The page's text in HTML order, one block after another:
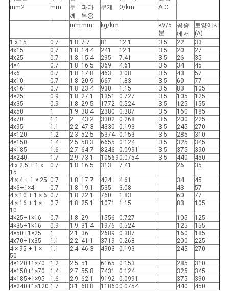
mm2 mm
두
께
과다
복용
무게 Ω/km A.C.
mm mm kg/km
kV/5
분
공중
에서
토양에서
(A)
1 x 15
0.7 1.8 7.7 81 12.1 3.5 22
33
4x15
0.7 1.8 14.4 241 12.1 3.5 20
27
4x25
0.7 1.8 15.4 295 7.41 3.5 26
35
4×4
0.7 1.8 16.5 369 4.61 3.5 34
45
4x6
0.7 1.8 17.8 463 3.08 3.5 43
57
4x10
0.7 1.8 20.9 667 1.83 3.5 60
77
4x16
0.7 1.8 23.4 930 1.15 3.5 83
105
4×25
0.9 1.8 27.1 1351 0.727 3.5 105
125
4x35
0.9 1.8 29.5 1772 0.524 3.5 125
155
4x50
1 1.9 38.4 2380 0.387 3.5 160
185
4x70
1.1 2 43.2 3302 0.268 3.5 200
225
4x95
1.1 2.2 47.3 4330 0.193 3.5 245
270
4×120
1.2 2.3 52.5 5374 0.153 3.5 285
310
4×150
1.4 2.5 58.3 6655 0.124 3.5 325
345
4×185
1.6 2.7 64.7 8246 0.0991 3.5 375
390
4×240
1.7 2.9 73.1 10569 0.0754 3.5 440
450
4 x 2.5 + 1 x
15
0.7 1.8 16.5 313 7.41 26 35
4 × 4 + 1 × 25 0.7 1.8 17.7 424 4.61 34
45
4×6+1×4
0.7 1.8 19.1 535 3.08 43
57
4 × 10 + 1 × 6 0.7 1.8 22.1 760 1.83 60
77
4 × 16 + 1 ×
10
0.7 1.8 25.1 1071 1.15 83 105
4×25+1×16 0.7 1.8 29 1556 0.727 105
125
4×35+1×16
0.9 1.9 31.4 1976 0.524 125
155
4×50+1×25
1 2.1 36 2689 0.387 160
185
4x70+1x35
1.1 2.2 41.1 3719 0.268 200
225
4 × 95 + 1 ×
50
1.1 2.4 46.3 4903 0.193 245 270
4×120+1×70 1.2 2.5 51 6165 0.153 285
310
4×150+1×70
1.4 2.7 55.8 7431 0.124 325
345
4×185+1×95
1.6 2.9 62.1 9192 0.0991 375
390
4×240+1×120 1.7 3.1 68.8 11860 0.0754 440 450